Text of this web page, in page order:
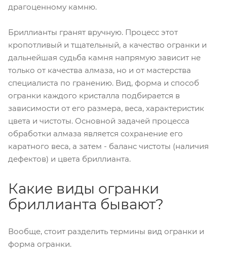
драгоценному камню.
Бриллианты гранят вручную. Процесс этот
кропотливый и тщательный, а качество огранки и
дальнейшая судьба камня напрямую зависит не
только от качества алмаза, но и от мастерства
специалиста по гранению. Вид, форма и способ
огранки каждого кристалла подбирается в
зависимости от его размера, веса, характеристик
цвета и чистоты. Основной задачей процесса
обработки алмаза является сохранение его
каратного веса, а затем - баланс чистоты (наличия
дефектов) и цвета бриллианта.
Какие виды огранки
бриллианта бывают?
Вообще, стоит разделить термины вид огранки и
форма огранки.